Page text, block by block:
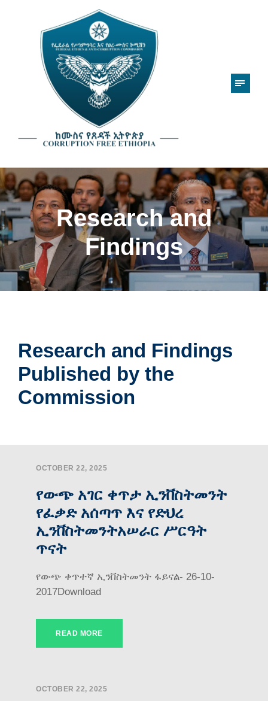
Research and
Findings
Research and Findings
Published by the
Commission
OCTOBER 22, 2025
የውጭ አገር ቀጥታ ኢንቨስትመንት
የፈቃድ አሰጣጥ እና የድህረ
ኢንቨስትመንትአሠራር ሥርዓት
ጥናት
የውጭ ቀጥተኛ ኢንቨስትመንት ፋይናል- 26-10-
2017Download
READ MORE
OCTOBER 22, 2025